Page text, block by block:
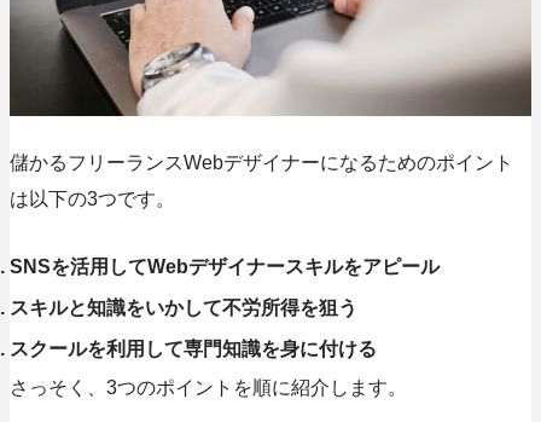
儲かるフリーランスWebデザイナーになるためのポイント
は以下の3つです。
SNSを活用してWebデザイナースキルをアピール
スキルと知識をいかして不労所得を狙う
スクールを利用して専門知識を身に付ける
さっそく、3つのポイントを順に紹介します。